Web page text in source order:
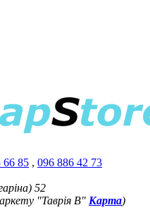
66 85 , 096 886 42 73
52
"Таврія В" Карта)